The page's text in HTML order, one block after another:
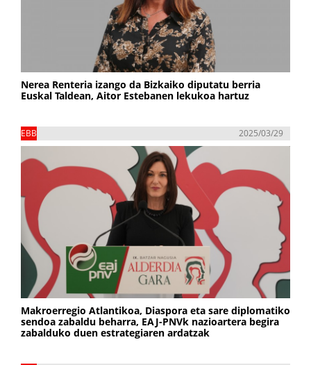
Nerea Renteria izango da Bizkaiko diputatu berria
Euskal Taldean, Aitor Estebanen lekukoa hartuz
EBB 2025/03/29
Makroerregio Atlantikoa, Diaspora eta sare diplomatiko
sendoa zabaldu beharra, EAJ-PNVk nazioartera begira
zabalduko duen estrategiaren ardatzak